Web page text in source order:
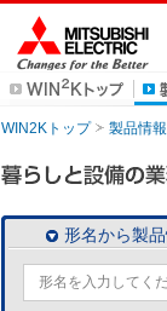
WIN2Kトップ 製品情報
形名から製